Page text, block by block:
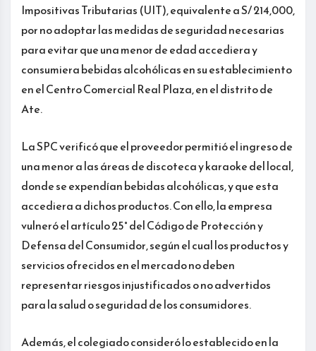
Impositivas Tributarias (UIT), equivalente a S/ 214,000,
por no adoptar las medidas de seguridad necesarias
para evitar que una menor de edad accediera y
consumiera bebidas alcohólicas en su establecimiento
en el Centro Comercial Real Plaza, en el distrito de
Ate.
La SPC verificó que el proveedor permitió el ingreso de
una menor a las áreas de discoteca y karaoke del local,
donde se expendían bebidas alcohólicas, y que esta
accediera a dichos productos. Con ello, la empresa
vulneró el artículo 25° del Código de Protección y
Defensa del Consumidor, según el cual los productos y
servicios ofrecidos en el mercado no deben
representar riesgos injustificados o no advertidos
para la salud o seguridad de los consumidores.
Además, el colegiado consideró lo establecido en la